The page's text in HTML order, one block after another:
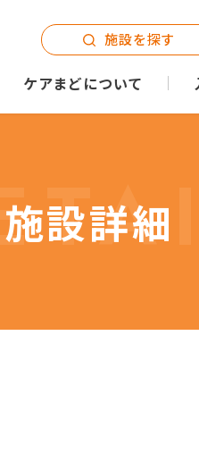
ケアまどについて
施設を探す
施設詳細